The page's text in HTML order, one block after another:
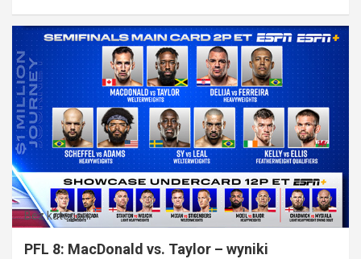
Bez kategorii
PFL 8: MacDonald vs. Taylor – wyniki